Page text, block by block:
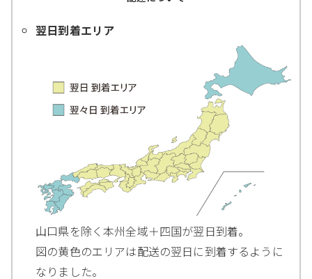
翌日到着エリア
山口県を除く本州全域＋四国が翌日到着。
図の黄色のエリアは配送の翌日に到着するように
なりました。